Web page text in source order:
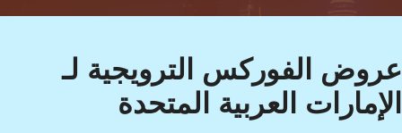
عروض الفوركس الترويجية لـ
الإمارات العربية المتحدة